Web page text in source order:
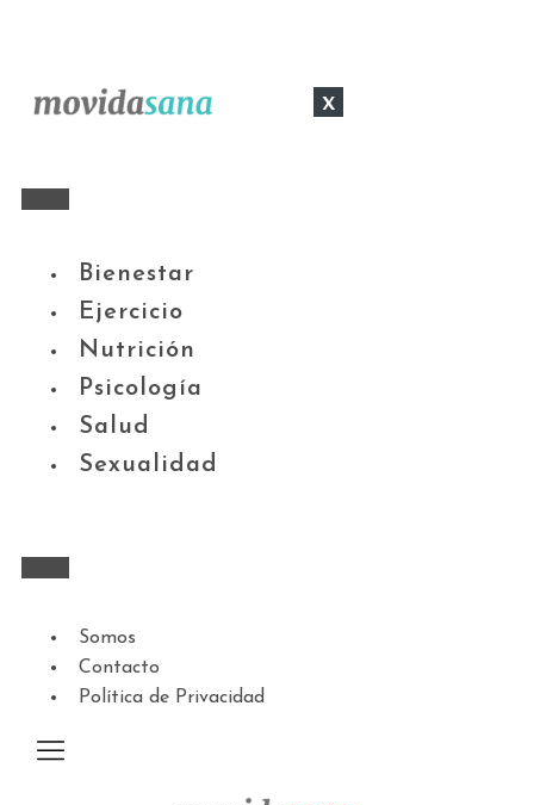
x
Bienestar
Ejercicio
Nutrición
Psicología
Salud
Sexualidad
Somos
Contacto
Política de Privacidad